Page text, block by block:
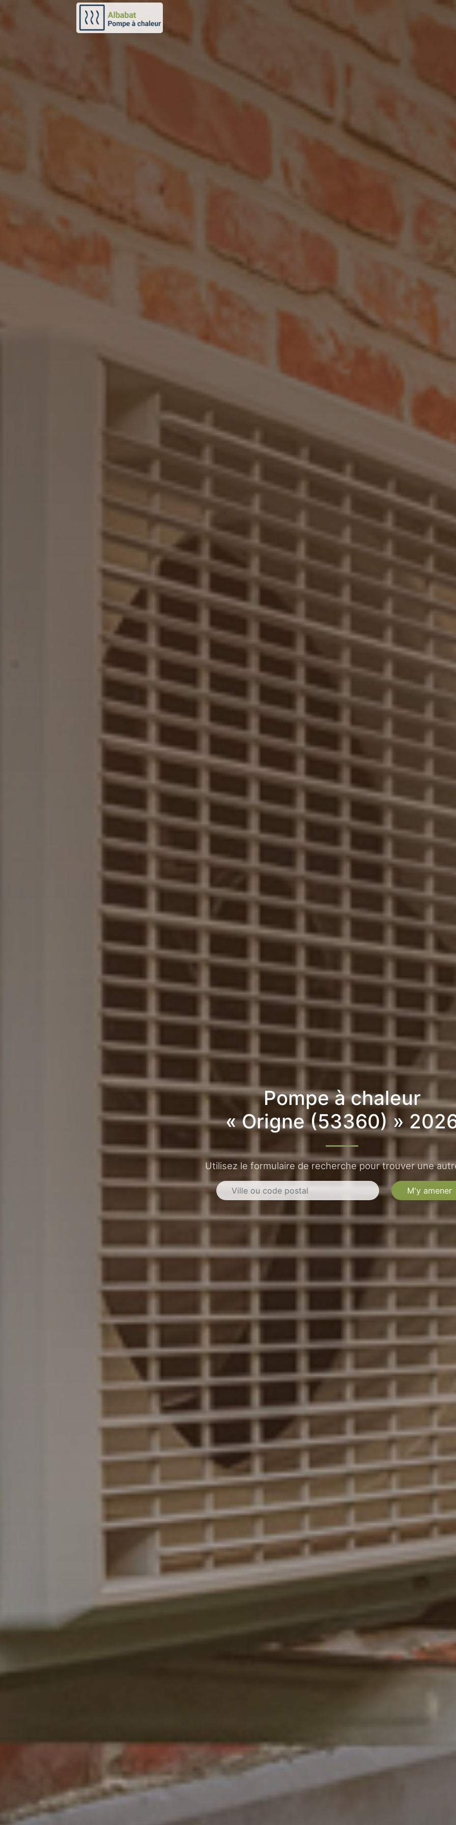
Pompe à chaleur
« Origne (53360) »
Utilisez le formulaire de recherche pour trouver une
M'y amener